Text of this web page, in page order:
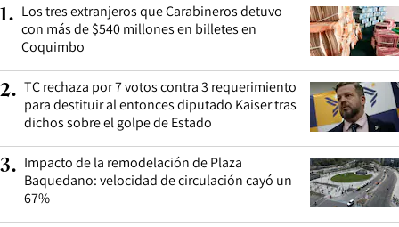
1. Los tres extranjeros que Carabineros detuvo
con más de $540 millones en billetes en
Coquimbo
2. TC rechaza por 7 votos contra 3 requerimiento
para destituir al entonces diputado Kaiser tras
dichos sobre el golpe de Estado
3. Impacto de la remodelación de Plaza
Baquedano: velocidad de circulación cayó un
67%